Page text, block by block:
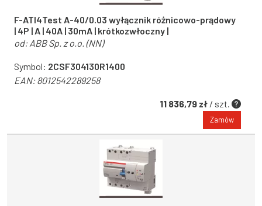
F-ATI4Test A-40/0.03 wyłącznik różnicowo-prądowy
| 4P | A | 40A | 30mA | krótkozwłoczny |
od: ABB Sp. z o.o. (NN)
Symbol: 2CSF304130R1400
EAN:8012542289258
11 836,79 zł / szt.
Zamów